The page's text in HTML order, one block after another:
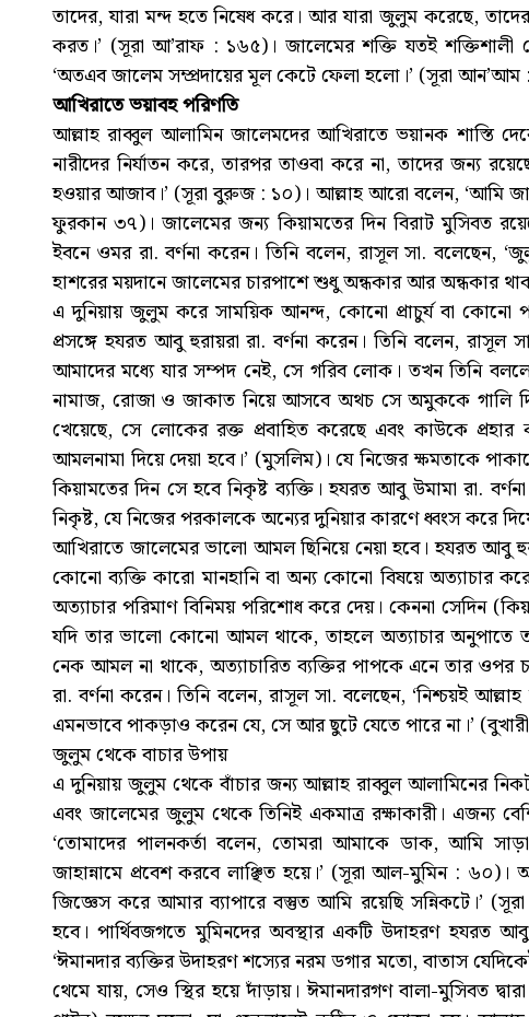
তাদের, যারা মন্দ হতে নিষেধ করে। আর যারা জুলুম করেছে,
করত।’ (সূরা আ’রাফ : ১৬৫)। জালেমের শক্তি যতই
‘অতএব জালেম সম্প্রদায়ের মূল কেটে ফেলা হলো।’ (সূরা
আখিরাতে ভয়াবহ পরিণতি
আল্লাহ রাব্বুল আলামিন জালেমদের আখিরাতে ভয়ানক শাস্তি
নারীদের নির্যাতন করে, তারপর তাওবা করে না, তাদের জন্য
হওয়ার আজাব।’ (সূরা বুরুজ : ১০)। আল্লাহ আরো বলেন, ‘আমি
ফুরকান ৩৭)। জালেমের জন্য কিয়ামতের দিন বিরাট মুসিবত
ইবনে ওমর রা. বর্ণনা করেন। তিনি বলেন, রাসূল সা. বলেছেন,
হাশরের ময়দানে জালেমের চারপাশে শুধু অন্ধকার আর অন্ধকার
এ দুনিয়ায় জুলুম করে সাময়িক আনন্দ, কোনো প্রাচুর্য বা
প্রসঙ্গে হযরত আবু হুরায়রা রা. বর্ণনা করেন। তিনি বলেন,
আমাদের মধ্যে যার সম্পদ নেই, সে গরিব লোক। তখন তিনি
নামাজ, রোজা ও জাকাত নিয়ে আসবে অথচ সে অমুককে গালি
খেয়েছে, সে লোকের রক্ত প্রবাহিত করেছে এবং কাউকে প্রহার
আমলনামা দিয়ে দেয়া হবে।’ (মুসলিম)। যে নিজের ক্ষমতাকে
কিয়ামতের দিন সে হবে নিকৃষ্ট ব্যক্তি। হযরত আবু উমামা রা.
নিকৃষ্ট, যে নিজের পরকালকে অন্যের দুনিয়ার কারণে ধ্বংস করে
আখিরাতে জালেমের ভালো আমল ছিনিয়ে নেয়া হবে। হযরত আবু
কোনো ব্যক্তি কারো মানহানি বা অন্য কোনো বিষয়ে অত্যাচার
অত্যাচার পরিমাণ বিনিময় পরিশোধ করে দেয়। কেননা সেদিন
যদি তার ভালো কোনো আমল থাকে, তাহলে অত্যাচার অনুপাতে
নেক আমল না থাকে, অত্যাচারিত ব্যক্তির পাপকে এনে তার
রা. বর্ণনা করেন। তিনি বলেন, রাসূল সা. বলেছেন, ‘নিশ্চয়ই
এমনভাবে পাকড়াও করেন যে, সে আর ছুটে যেতে পারে না।’
জুলুম থেকে বাচার উপায়
এ দুনিয়ায় জুলুম থেকে বাঁচার জন্য আল্লাহ রাব্বুল আলামিনের
এবং জালেমের জুলুম থেকে তিনিই একমাত্র রক্ষাকারী। এজন্য
‘তোমাদের পালনকর্তা বলেন, তোমরা আমাকে ডাক, আমি
জাহান্নামে প্রবেশ করবে লাঞ্ছিত হয়ে।’ (সূরা আল-মুমিন :
জিজ্ঞেস করে আমার ব্যাপারে বস্তুত আমি রয়েছি সন্নিকটে।’
হবে। পার্থিবজগতে মুমিনদের অবস্থার একটি উদাহরণ হযরত
‘ঈমানদার ব্যক্তির উদাহরণ শস্যের নরম ডগার মতো, বাতাস
থেমে যায়, সেও স্থির হয়ে দাঁড়ায়। ঈমানদারগণ বালা-মুসিবত